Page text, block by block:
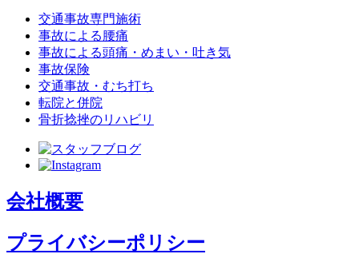
交通事故専門施術
事故による腰痛
事故による頭痛・めまい・吐き気
事故保険
交通事故・むち打ち
転院と併院
骨折捻挫のリハビリ
会社概要
プライバシーポリシー